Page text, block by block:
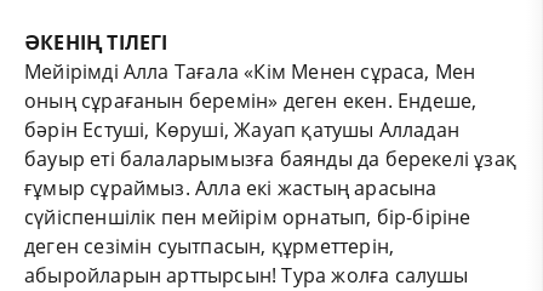
ӘКЕНІҢ ТІЛЕГІ
Мейірімді Алла Тағала «Кім Менен сұраса, Мен
оның сұрағанын беремін» деген екен. Ендеше,
бәрін Естуші, Көруші, Жауап қатушы Алладан
бауыр еті балаларымызға баянды да берекелі ұзақ
ғұмыр сұраймыз. Алла екі жастың арасына
сүйіспеншілік пен мейірім орнатып, бір-біріне
деген сезімін суытпасын, құрметтерін,
абыройларын арттырсын! Тура жолға салушы